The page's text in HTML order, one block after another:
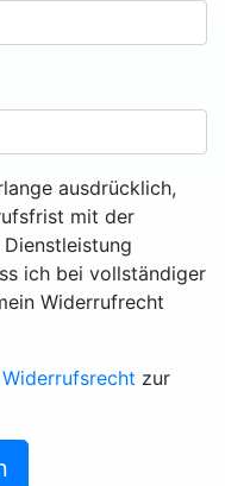
ausdrücklich,
mit der
ich bei vollständiger
Widerrufrecht
Widerrufsrecht zur